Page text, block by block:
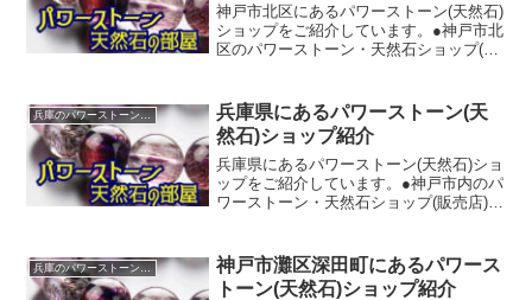
神戸市北区にあるパワーストーン(天然石)
ショップをご紹介しています。●神戸市北
区のパワーストーン・天然石ショップ(販
の子台南町３丁目１－１１【ホームペ
ー...
兵庫県にあるパワーストーン(天
然石)ショップ紹介
兵庫県にあるパワーストーン(天然石)ショ
ップをご紹介しています。●神戸市内のパ
ワーストーン・天然石ショップ(販売店)一
中山手通 北長狭通 相生町◆神戸
市北...
兵庫のパワーストーンショップ紹介
神戸市灘区深田町にあるパワース
トーン(天然石)ショップ紹介